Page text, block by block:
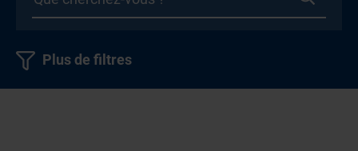
Plus de filtres